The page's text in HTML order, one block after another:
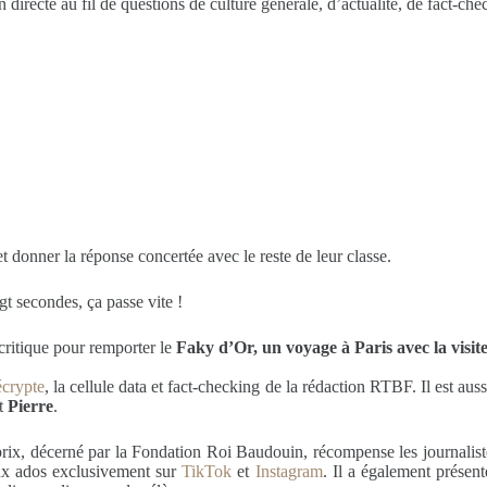
la réponse concertée avec le reste de leur classe.
secondes, ça passe vite !
pour remporter leFaky d’Or, un voyage à Paris avec la
, la cellule data et fact-checking de la rédaction RTBF. Il est
Pierre.
décerné par la Fondation Roi Baudouin, récompense les
ados exclusivement surTikToket Instagram. Il a également